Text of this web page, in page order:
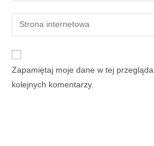
Zapamiętaj moje dane w tej
kolejnych komentarzy.